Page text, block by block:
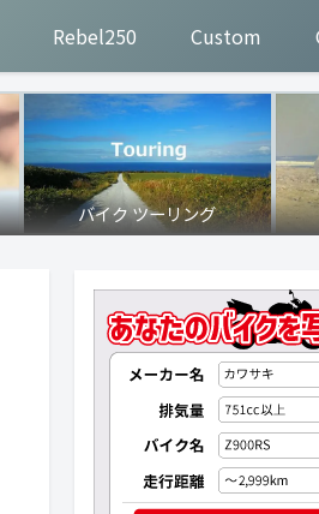
Rebel250 Custom
バイク ツーリング